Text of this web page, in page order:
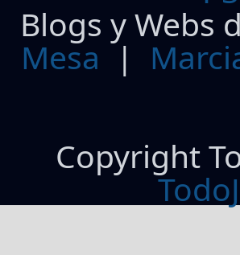
Blogs y Webs
Mesa |
Copyright